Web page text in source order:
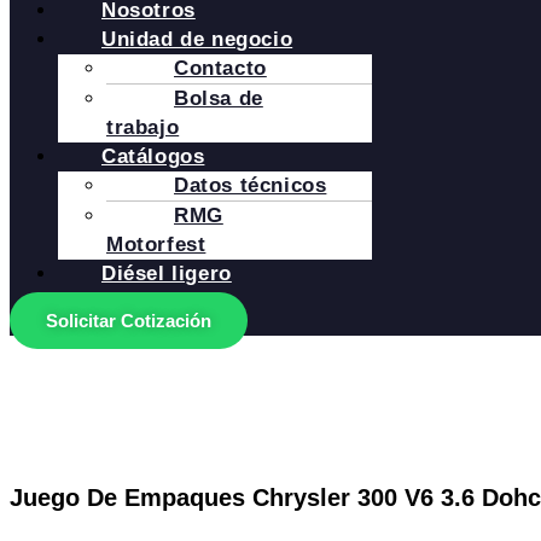
Nosotros
Unidad de negocio
Contacto
Bolsa de
trabajo
Catálogos
Datos técnicos
RMG
Motorfest
Diésel ligero
Solicitar Cotización
Juego De Empaques Chrysler 300 V6 3.6